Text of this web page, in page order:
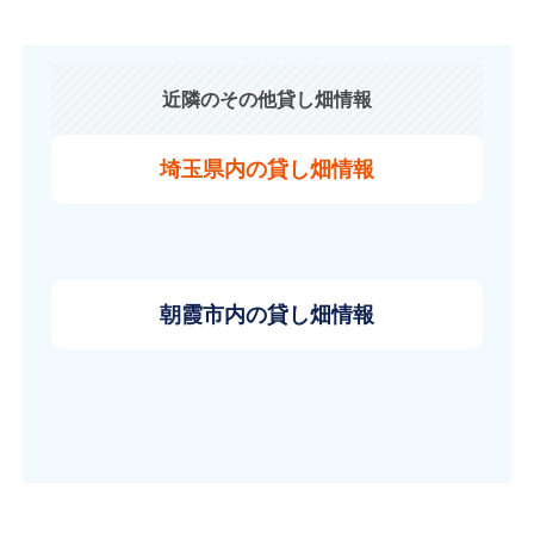
近隣のその他貸し畑情報
埼玉県内の貸し畑情報
朝霞市内の貸し畑情報